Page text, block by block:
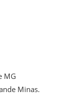
MG
Minas.